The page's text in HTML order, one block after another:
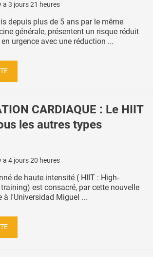
a 3 jours 21 heures
depuis plus de 5 ans par le même
générale, présentent un risque réduit
urgence avec une réduction ...
CARDIAQUE : Le HIIT
les autres types
a 4 jours 20 heures
de haute intensité ( HIIT : High-
est consacré, par cette nouvelle
à l'Universidad Miguel ...